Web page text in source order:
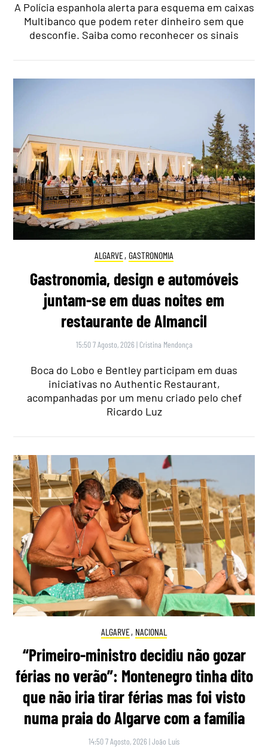
A Polícia espanhola alerta para esquema em caixas
Multibanco que podem reter dinheiro sem que
desconfie. Saiba como reconhecer os sinais
ALGARVE, GASTRONOMIA
Gastronomia, design e automóveis
juntam-se em duas noites em
restaurante de Almancil
15:50 7 Agosto, 2026 | Cristina Mendonça
Boca do Lobo e Bentley participam em duas
iniciativas no Authentic Restaurant,
acompanhadas por um menu criado pelo chef
Ricardo Luz
ALGARVE, NACIONAL
“Primeiro-ministro decidiu não gozar
férias no verão”: Montenegro tinha dito
que não iria tirar férias mas foi visto
numa praia do Algarve com a família
14:50 7 Agosto, 2026 |João Luís